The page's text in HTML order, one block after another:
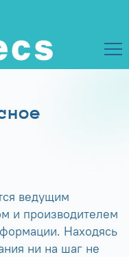
ведущим
и производителем
Находясь
ни на шаг не